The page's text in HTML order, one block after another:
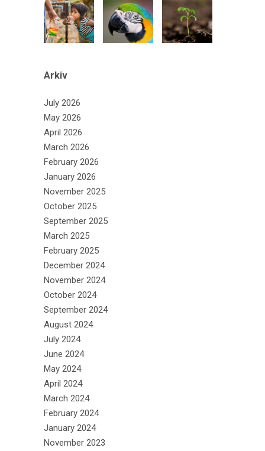
Arkiv
July 2026
May 2026
April 2026
March 2026
February 2026
January 2026
November 2025
October 2025
September 2025
March 2025
February 2025
December 2024
November 2024
October 2024
September 2024
August 2024
July 2024
June 2024
May 2024
April 2024
March 2024
February 2024
January 2024
November 2023